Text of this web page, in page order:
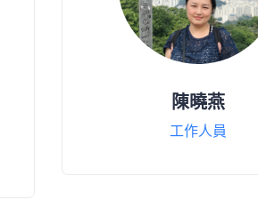
陳曉燕
工作人員